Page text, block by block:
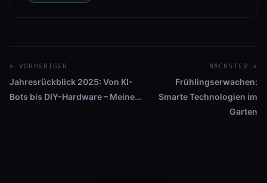
← VORHERIGER
Jahresrückblick 2025: Von KI-
Bots bis DIY-Hardware – Meine…
NÄCHSTER →
Frühlingserwachen:
Smarte Technologien im
Garten